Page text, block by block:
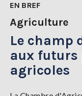
TENDANCES
SERVICES
LA
GAZETTE
EN BREF
Agriculture
Le champ
aux futurs
agricoles